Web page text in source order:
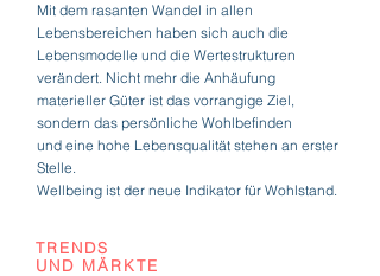
Mit dem rasanten Wandel in allen
Lebensbereichen haben sich auch die
Lebensmodelle und die Wertestrukturen
verändert. Nicht mehr die Anhäufung
materieller Güter ist das vorrangige Ziel,
sondern das persönliche Wohlbefinden
und eine hohe Lebensqualität stehen an erster
Stelle.
Wellbeing ist der neue Indikator für Wohlstand.
TRENDS
UND MÄRKTE